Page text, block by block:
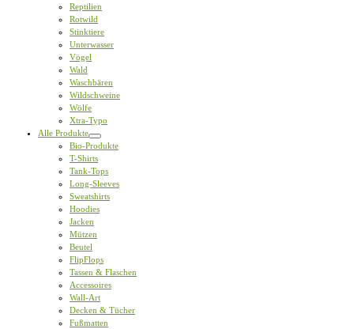
Reptilien
Rotwild
Stinktiere
Unterwasser
Vögel
Wald
Waschbären
Wildschweine
Wölfe
Xtra-Typo
Alle Produkte
Bio-Produkte
T-Shirts
Tank-Tops
Long-Sleeves
Sweatshirts
Hoodies
Jacken
Mützen
Beutel
FlipFlops
Tassen & Flaschen
Accessoires
Wall-Art
Decken & Tücher
Fußmatten